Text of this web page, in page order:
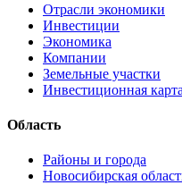
Отрасли экономики
Инвестиции
Экономика
Компании
Земельные участки
Инвестиционная карта
Область
Районы и города
Новосибирская